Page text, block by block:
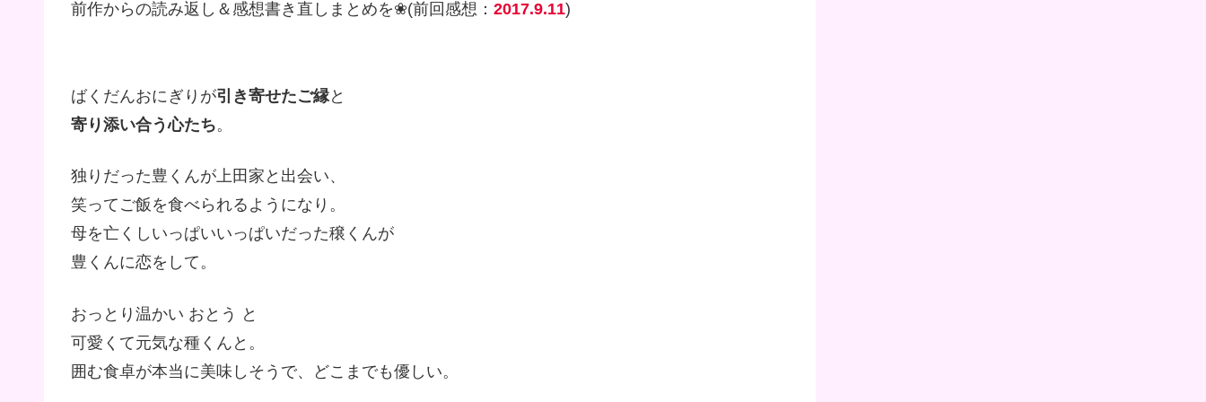
前作からの読み返し＆感想書き直しまとめを❀(前回感想： 2017.9.11)
ばくだんおにぎりが引き寄せたご縁と
寄り添い合う心たち。
独りだった豊くんが上田家と出会い、
笑ってご飯を食べられるようになり。
母を亡くしいっぱいいっぱいだった穣くんが
豊くんに恋をして。
おっとり温かい おとう と
可愛くて元気な種くんと。
囲む食卓が本当に美味しそうで、どこまでも優しい。